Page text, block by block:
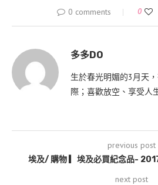
0 comments 0
多多DO
生於春光明媚的3月天
際；喜歡放空、享受人
previous post
埃及/ 購物 ▎埃及必買紀念品-
next post